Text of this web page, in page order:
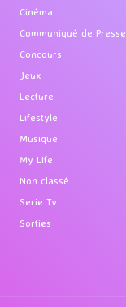
Cinéma
Communiqué de Presse
Concours
Jeux
Lecture
Lifestyle
Musique
My Life
Non classé
Serie Tv
Sorties